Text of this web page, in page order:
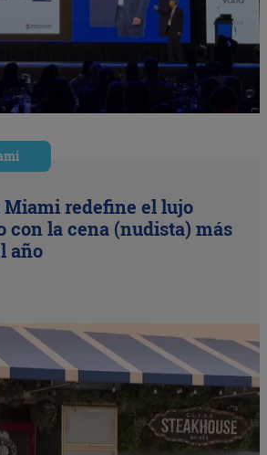
Miami redefine el lujo
con la cena (nudista) más
año